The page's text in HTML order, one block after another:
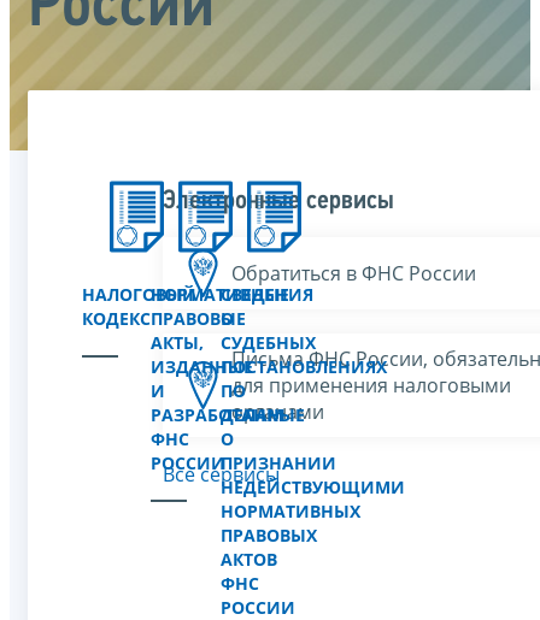
НАЛОГОВЫЙ
КОДЕКС
НОРМАТИВНЫЕ
ПРАВОВЫЕ
АКТЫ,
ИЗДАННЫЕ
И
РАЗРАБОТАННЫЕ
ФНС
РОССИИ
СВЕДЕНИЯ
О
СУДЕБНЫХ
ПОСТАНОВЛЕНИЯХ
ПО
ДЕЛАМ
О
ПРИЗНАНИИ
НЕДЕЙСТВУЮЩИМИ
НОРМАТИВНЫХ
ПРАВОВЫХ
АКТОВ
ФНС
РОССИИ
Электронные сервисы
Обратиться в ФНС России
Письма ФНС России,
для применения налоговыми
органами
Все сервисы